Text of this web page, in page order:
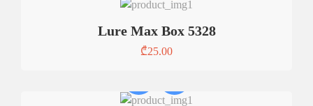
Lure Max Box 5328
₾25.00